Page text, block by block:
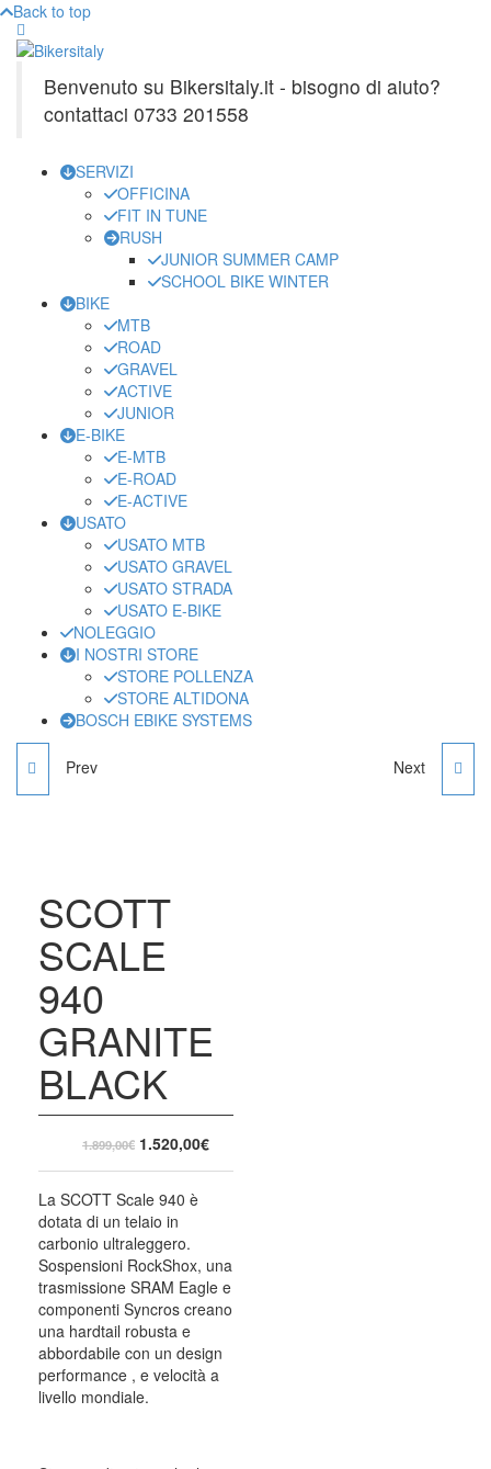
Back to top
Benvenuto su Bikersitaly.it - bisogno di aiuto?
contattaci 0733 201558
SERVIZI
OFFICINA
FIT IN TUNE
RUSH
JUNIOR SUMMER CAMP
SCHOOL BIKE WINTER
BIKE
MTB
ROAD
GRAVEL
ACTIVE
JUNIOR
E-BIKE
E-MTB
E-ROAD
E-ACTIVE
USATO
USATO MTB
USATO GRAVEL
USATO STRADA
USATO E-BIKE
NOLEGGIO
I NOSTRI STORE
STORE POLLENZA
STORE ALTIDONA
BOSCH EBIKE SYSTEMS
ORBEA TERRA H40
Prev SPECIALIZED TARMAC
Next
SCOTT
SCALE
940
GRANITE
BLACK
1.899,00€ 1.520,00€
La SCOTT Scale 940 è
dotata di un telaio in
carbonio ultraleggero.
Sospensioni RockShox, una
trasmissione SRAM Eagle e
componenti Syncros creano
una hardtail robusta e
abbordabile con un design
performance , e velocità a
livello mondiale.